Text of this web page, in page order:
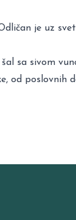
je uz
šal sa sivom
od poslovnih